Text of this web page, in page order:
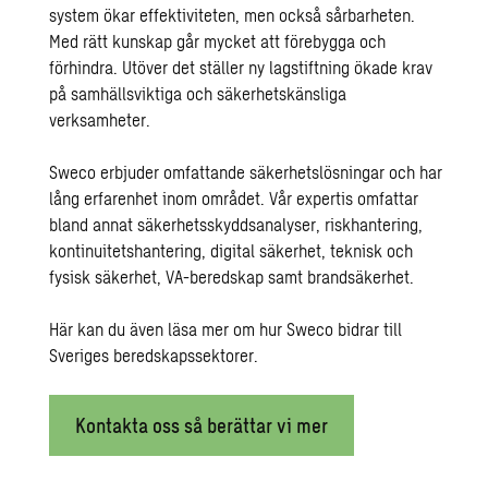
system ökar effektiviteten, men också sårbarheten.
Med rätt kunskap går mycket att förebygga och
förhindra. Utöver det ställer ny lagstiftning ökade krav
på samhällsviktiga och säkerhetskänsliga
verksamheter.
Sweco erbjuder omfattande säkerhetslösningar och har
lång erfarenhet inom området. Vår expertis omfattar
bland annat säkerhetsskyddsanalyser, riskhantering,
kontinuitetshantering, digital säkerhet, teknisk och
fysisk säkerhet,VA-beredskap samt brandsäkerhet.
Här kan du även läsa mer om hur Sweco bidrar till
Sveriges beredskapssektorer.
Kontakta oss så berättar vi mer